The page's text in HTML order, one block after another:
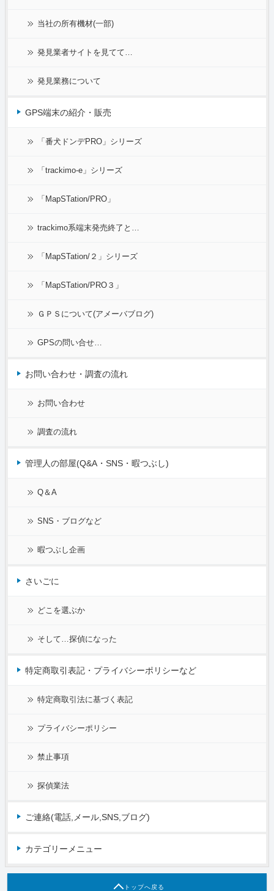
当社の所有機材(一部)
発見業者サイトを見てて…
発見業務について
GPS端末の紹介・販売
「番犬ドンデPRO」シリーズ
「trackimo-e」シリーズ
「MapSTation/PRO」
trackimo系端末発売終了と…
「MapSTation/２」シリーズ
「MapSTation/PRO３」
ＧＰＳについて(アメーバブログ)
GPSの問い合せ…
お問い合わせ・調査の流れ
お問い合わせ
調査の流れ
管理人の部屋(Q&A・SNS・暇つぶし)
Q＆A
SNS・ブログなど
暇つぶし企画
さいごに
どこを選ぶか
そして…探偵になった
特定商取引表記・プライバシーポリシーなど
特定商取引法に基づく表記
プライバシーポリシー
禁止事項
探偵業法
ご連絡(電話,メール,SNS,ブログ)
カテゴリーメニュー
トップへ戻る